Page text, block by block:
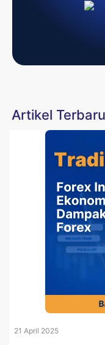
Artikel Terbaru
21 April 2025